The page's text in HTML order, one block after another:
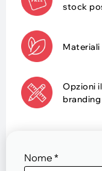
Nome *
stock
Materiali
Opzioni
branding